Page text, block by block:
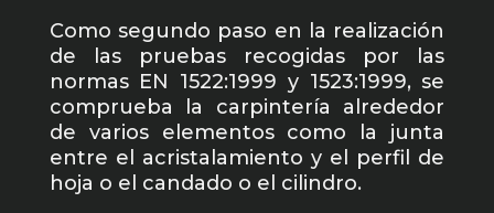
Como segundo paso en la realización
de las pruebas recogidas por las
normas EN 1522:1999 y 1523:1999, se
comprueba la carpintería alrededor
de varios elementos como la junta
entre el acristalamiento y el perfil de
hoja o el candado o el cilindro.